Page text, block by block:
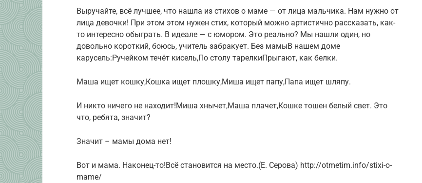
Выручайте, всё лучшее, что нашла из стихов о маме — от лица мальчика. Нам нужно от
лица девочки! При этом этом нужен стих, который можно артистично рассказать, как-
то интересно обыграть. В идеале — с юмором. Это реально? Мы нашли один, но
довольно короткий, боюсь, учитель забракует. Без мамыВ нашем доме
карусель:Ручейком течёт кисель,По столу тарелкиПрыгают, как белки.
Маша ищет кошку,Кошка ищет плошку,Миша ищет папу,Папа ищет шляпу.
И никто ничего не находит!Миша хнычет,Маша плачет,Кошке тошен белый свет. Это
что, ребята, значит?
Значит – мамы дома нет!
Вот и мама. Наконец-то!Всё становится на место.(Е. Серова) http://otmetim.info/stixi-o-
mame/